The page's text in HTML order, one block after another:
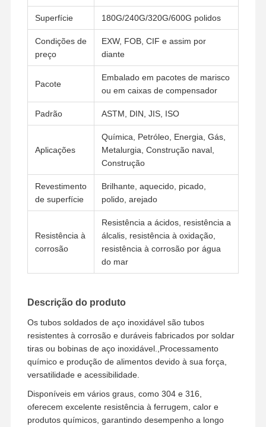
Produtos Vídeos
Quem
Somos
Controle De
Qualidade
Fale
Conosco
Notícias
Todos Os
Casos
Acessórios para tubos de fundição de aço inoxidável
Acessórios para tubos de aço inoxidável
Encaixes de tubulação forjados de aço inoxidável
Flanges de aço inoxidável
Superfície 180G/240G/320G/600G polidos
Condições de
preço
EXW, FOB, CIF e assim por
diante
Pacote
Embalado em pacotes de marisco
ou em caixas de compensador
Padrão ASTM, DIN, JIS, ISO
Aplicações
Química, Petróleo, Energia, Gás,
Metalurgia, Construção naval,
Construção
Revestimento
de superfície
Brilhante, aquecido, picado,
polido, arejado
Resistência à
corrosão
Resistência a ácidos, resistência a
álcalis, resistência à oxidação,
resistência à corrosão por água
do mar
Descrição do produto
Os tubos soldados de aço inoxidável são tubos
resistentes à corrosão e duráveis fabricados por soldar
tiras ou bobinas de aço inoxidável.,Processamento
químico e produção de alimentos devido à sua força,
versatilidade e acessibilidade.
Disponíveis em vários graus, como 304 e 316,
oferecem excelente resistência à ferrugem, calor e
produtos químicos, garantindo desempenho a longo